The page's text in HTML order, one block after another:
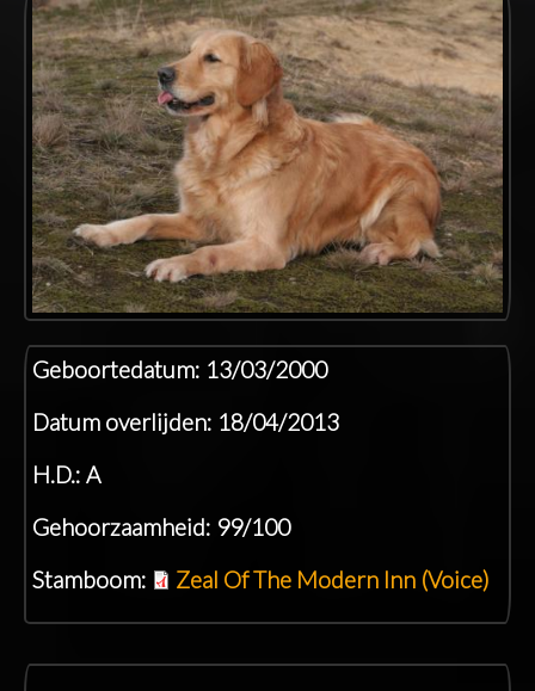
Geboortedatum: 13/03/2000
Datum overlijden: 18/04/2013
H.D.: A
Gehoorzaamheid: 99/100
Stamboom:
Zeal Of The Modern Inn (Voice)